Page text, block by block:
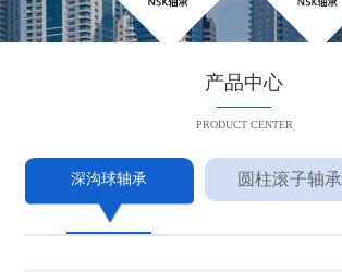
产品中心
PRODUCT CENTER
深沟球轴承 圆柱滚子轴承